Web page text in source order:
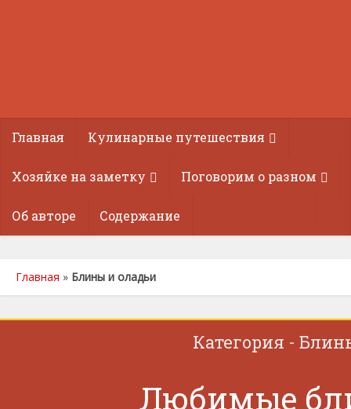
Главная Кулинарные путешествия
Хозяйке на заметку Поговорим о разном
Об авторе Содержание
Главная » Блины и оладьи
Категория -
Любимые